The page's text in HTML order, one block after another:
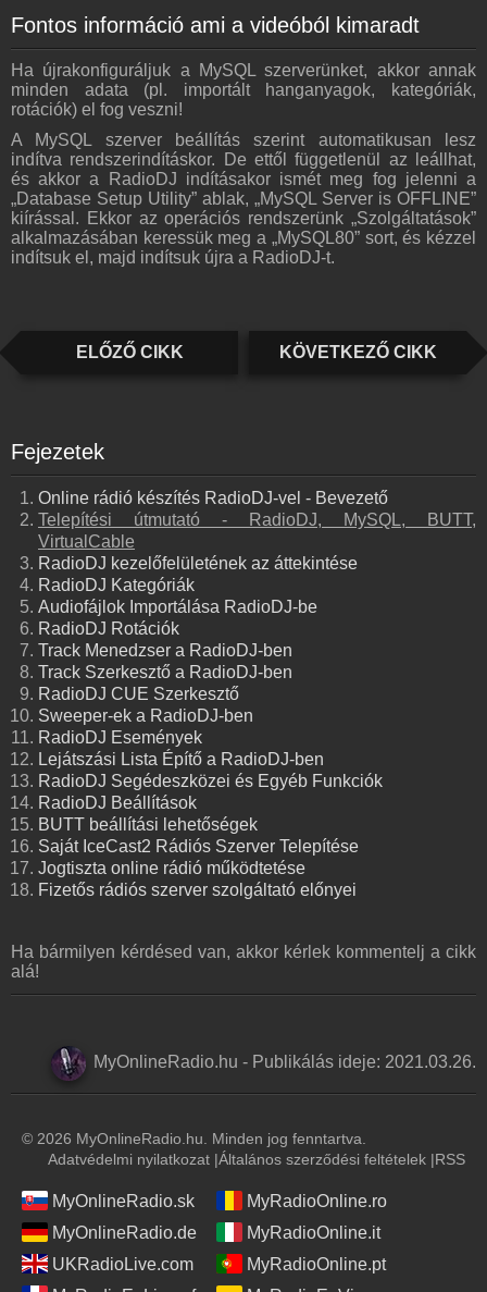
Fontos információ ami a videóból kimaradt
Ha újrakonfiguráljuk a MySQL szerverünket, akkor annak
minden adata (pl. importált hanganyagok, kategóriák,
rotációk) el fog veszni!
A MySQL szerver beállítás szerint automatikusan lesz
indítva rendszerindításkor. De ettől függetlenül az leállhat,
és akkor a RadioDJ indításakor ismét meg fog jelenni a
„Database Setup Utility” ablak, „MySQL Server is OFFLINE”
kiírással. Ekkor az operációs rendszerünk „Szolgáltatások”
alkalmazásában keressük meg a „MySQL80” sort, és kézzel
indítsuk el, majd indítsuk újra a RadioDJ-t.
ELŐZŐ CIKK KÖVETKEZŐ CIKK
Fejezetek
Online rádió készítés RadioDJ-vel - Bevezető
Telepítési útmutató - RadioDJ, MySQL, BUTT,
VirtualCable
RadioDJ kezelőfelületének az áttekintése
RadioDJ Kategóriák
Audiofájlok Importálása RadioDJ-be
RadioDJ Rotációk
Track Menedzser a RadioDJ-ben
Track Szerkesztő a RadioDJ-ben
RadioDJ CUE Szerkesztő
Sweeper-ek a RadioDJ-ben
RadioDJ Események
Lejátszási Lista Építő a RadioDJ-ben
RadioDJ Segédeszközei és Egyéb Funkciók
RadioDJ Beállítások
BUTT beállítási lehetőségek
Saját IceCast2 Rádiós Szerver Telepítése
Jogtiszta online rádió működtetése
Fizetős rádiós szerver szolgáltató előnyei
Ha bármilyen kérdésed van, akkor kérlek kommentelj a cikk
alá!
MyOnlineRadio.hu - Publikálás ideje: 2021.03.26.
© 2026 MyOnlineRadio.hu. Minden jog fenntartva.
Adatvédelmi nyilatkozat |Általános szerződési feltételek |RSS
MyOnlineRadio.sk
MyRadioOnline.ro
MyOnlineRadio.de
MyRadioOnline.it
UKRadioLive.com
MyRadioOnline.pt